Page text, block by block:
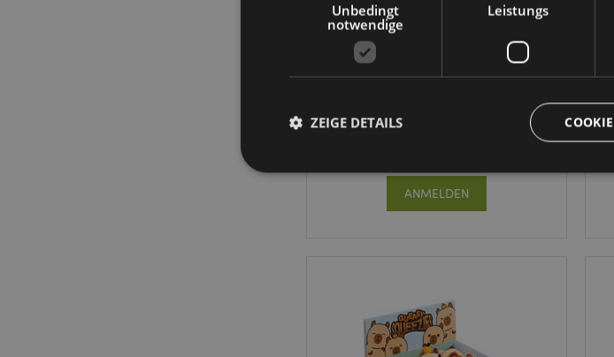
Queasy Squeezies Adoramals
ANMELDEN
Unbedingt
notwendige
Leistungs
ZEIGE DETAILS
Unbedingt notwendige
CookieScriptConsent